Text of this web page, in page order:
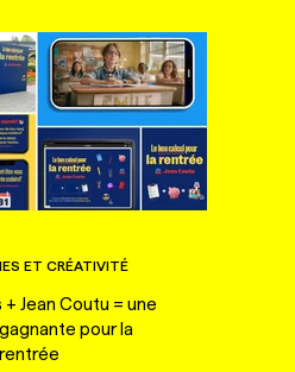
ET CRÉATIVITÉ
+ Jean Coutu = une
pour la
rentrée